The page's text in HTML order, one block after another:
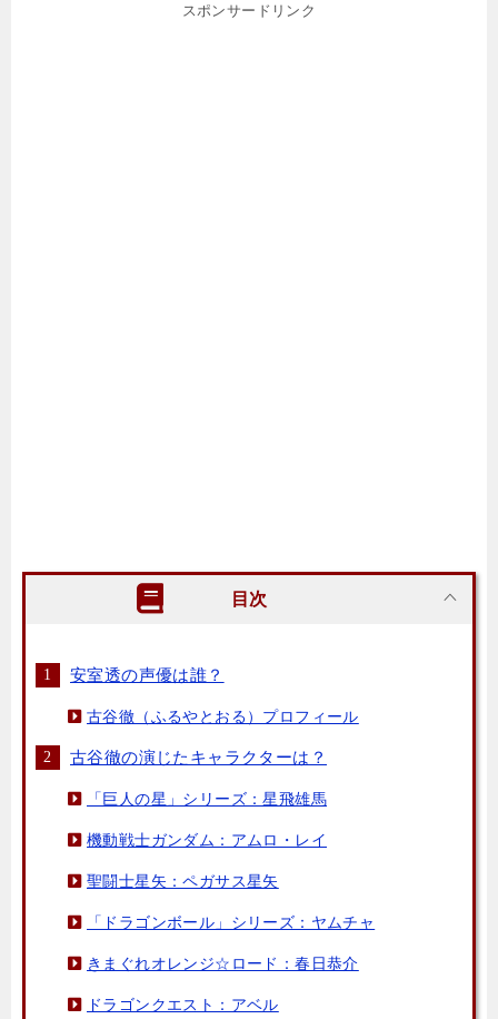
スポンサードリンク
目次
安室透の声優は誰？
古谷徹（ふるやとおる）プロフィール
古谷徹の演じたキャラクターは？
「巨人の星」シリーズ：星飛雄馬
機動戦士ガンダム：アムロ・レイ
聖闘士星矢：ペガサス星矢
「ドラゴンボール」シリーズ：ヤムチャ
きまぐれオレンジ☆ロード：春日恭介
ドラゴンクエスト：アベル